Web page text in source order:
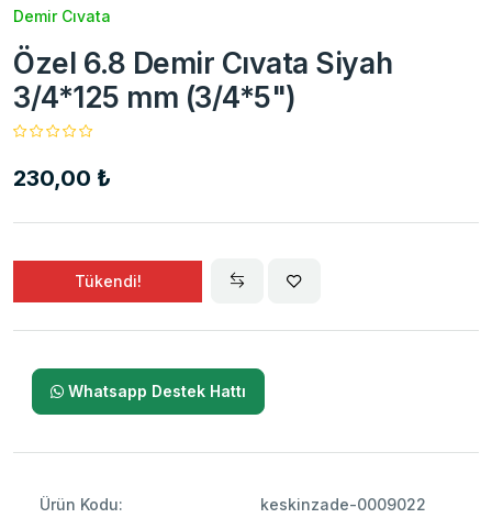
Demir Cıvata
Özel 6.8 Demir Cıvata Siyah
3/4*125 mm (3/4*5")
230,00 ₺
Tükendi!
Whatsapp Destek Hattı
Ürün Kodu: keskinzade-0009022